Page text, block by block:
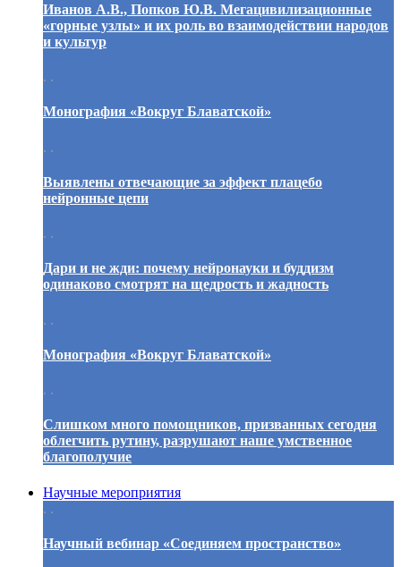
Иванов А.В., Попков Ю.В. Мегацивилизационные
«горные узлы» и их роль во взаимодействии народов
и культур
. .
Монография «Вокруг Блаватской»
. .
Выявлены отвечающие за эффект плацебо
нейронные цепи
. .
Дари и не жди: почему нейронауки и буддизм
одинаково смотрят на щедрость и жадность
. .
Монография «Вокруг Блаватской»
. .
Слишком много помощников, призванных сегодня
облегчить рутину, разрушают наше умственное
благополучие
Научные мероприятия
. .
Научный вебинар «Соединяем пространство»